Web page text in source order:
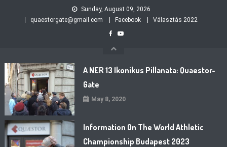
Sunday, August 09, 2026
quaestorgate@gmail.com
Facebook Választás 2022
A NER 13 Ikonikus Pillanata: Quaestor-
Gate
May 8, 2020
Information On The World Athletic
Championship Budapest 2023